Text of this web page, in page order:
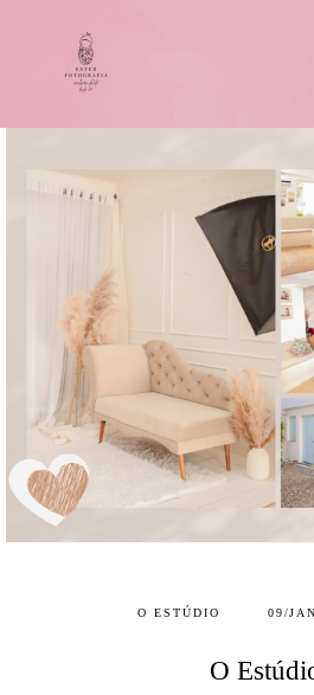
O ESTÚDIO 09/
O